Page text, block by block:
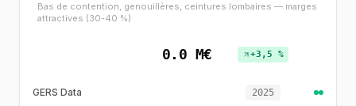
Bas de contention, genouillères, ceintures lombaires — marges
attractives (30-40 %)
0.0 M€ +3,5 %
GERS Data 2025